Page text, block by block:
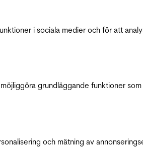
i sociala medier och för att
grundläggande funktioner
och mätning av